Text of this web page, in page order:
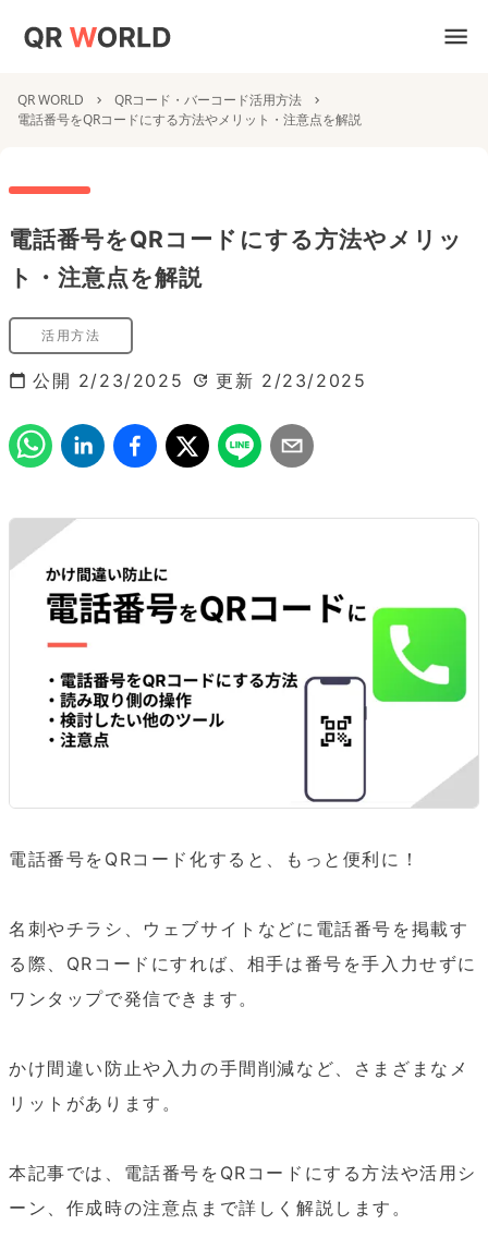
QR WORLD
QRコード・バーコード活用方法
電話番号をQRコードにする方法やメリット・注意点を解説
電話番号をQRコードにする方法やメリッ
ト・注意点を解説
活用方法
公開 2/23/2025 更新 2/23/2025
電話番号をQRコード化すると、もっと便利に！
名刺やチラシ、ウェブサイトなどに電話番号を掲載す
る際、QRコードにすれば、相手は番号を手入力せずに
ワンタップで発信できます。
かけ間違い防止や入力の手間削減など、さまざまなメ
リットがあります。
本記事では、電話番号をQRコードにする方法や活用シ
ーン、作成時の注意点まで詳しく解説します。